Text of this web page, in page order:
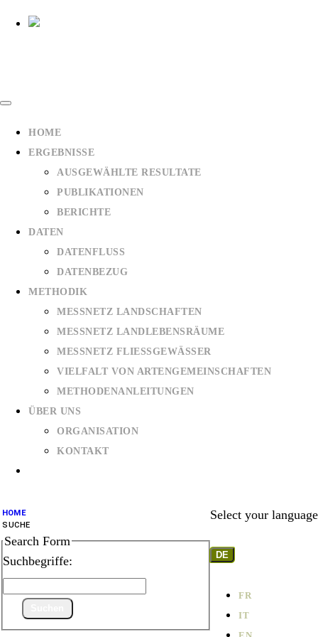
HOME
ERGEBNISSE
AUSGEWÄHLTE RESULTATE
PUBLIKATIONEN
BERICHTE
DATEN
DATENFLUSS
DATENBEZUG
METHODIK
MESSNETZ LANDSCHAFTEN
MESSNETZ LANDLEBENSRÄUME
MESSNETZ FLIESSGEWÄSSER
VIELFALT VON ARTENGEMEINSCHAFTEN
METHODENANLEITUNGEN
ÜBER UNS
ORGANISATION
KONTAKT
Select your language
DE
FR
IT
HOME
SUCHE
Search Form
Suchbegriffe: